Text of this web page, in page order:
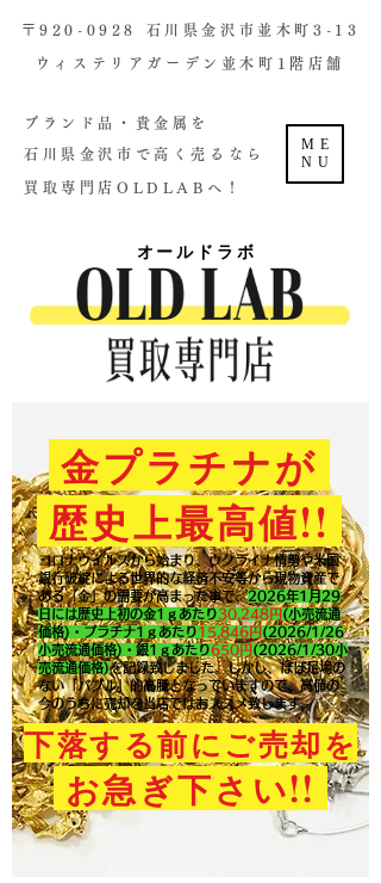
ME
NU
金プラチナが
歴史上最高値!!
コロナウイルスから始まり、ウクライナ情勢や米国
銀行破綻による世界的な経済不安等から現物資産で
ある「金」の需要が高まった事で、2026年1月29
日には歴史上初の金1ｇあたり30,248円 (小売流通
価格)・プラチナ1ｇあたり15,846円 (2026/1/26
小売流通価格)・銀1ｇあたり650円 (2026/1/30小
売流通価格)を記録致しました。​しかし、ほぼ足場の
ない「バブル」的高騰となっていますので、高値の
今のうちに売却を当店ではおススメ致します。
下落する前にご売却を
お急ぎ下さい!!
​〒920-0928 石川県金沢市並木町3-13
ウィステリアガーデン並木町1階店舗​
ブランド品・貴金属を
石川県金沢市で高く売るなら
買取専門店OLDLABへ！
オールドラボ